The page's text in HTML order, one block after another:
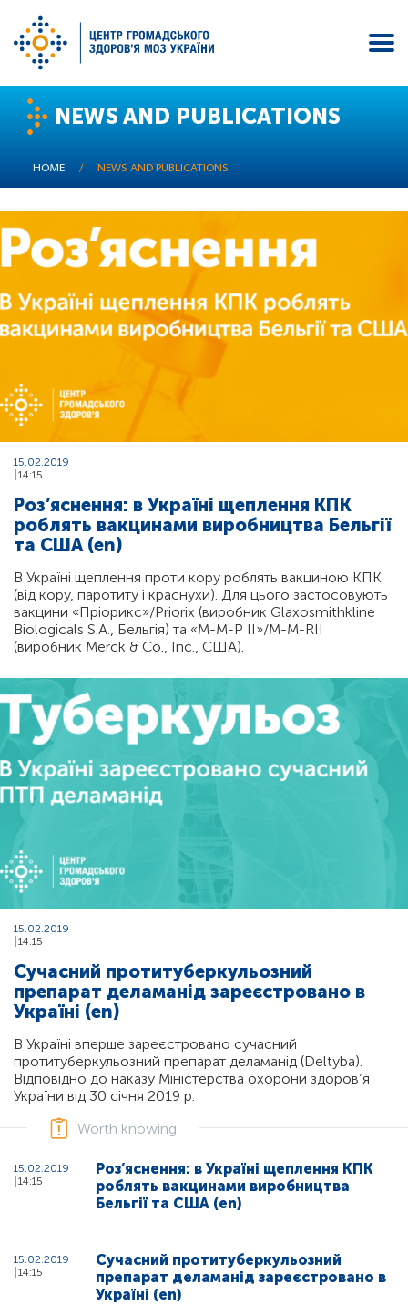
Skip
content
NEWS AND PUBLICATIONS
HOME / NEWS AND PUBLICATIONS
15.02.2019
14:15
Роз’яснення: в Україні щеплення КПК
роблять вакцинами виробництва Бельгії
та США (en)
В Україні щеплення проти кору роблять вакциною КПК
(від кору, паротиту і краснухи). Для цього застосовують
вакцини «Пріорикс»/Priorix (виробник Glaxosmithkline
Biologicals S.A., Бельгія) та «М-М-Р ІІ»/M-M-RII
(виробник Merck & Co., Inc., США).
15.02.2019
14:15
Сучасний протитуберкульозний
препарат деламанід зареєстровано в
Україні (en)
В Україні вперше зареєстровано сучасний
протитуберкульозний препарат деламанід (Deltyba).
Відповідно до наказу Міністерства охорони здоров’я
України від 30 січня 2019 р.
Worth knowing
15.02.2019
14:15
Роз’яснення: в Україні щеплення КПК
роблять вакцинами виробництва
Бельгії та США (en)
15.02.2019
14:15
Сучасний протитуберкульозний
препарат деламанід зареєстровано в
Україні (en)